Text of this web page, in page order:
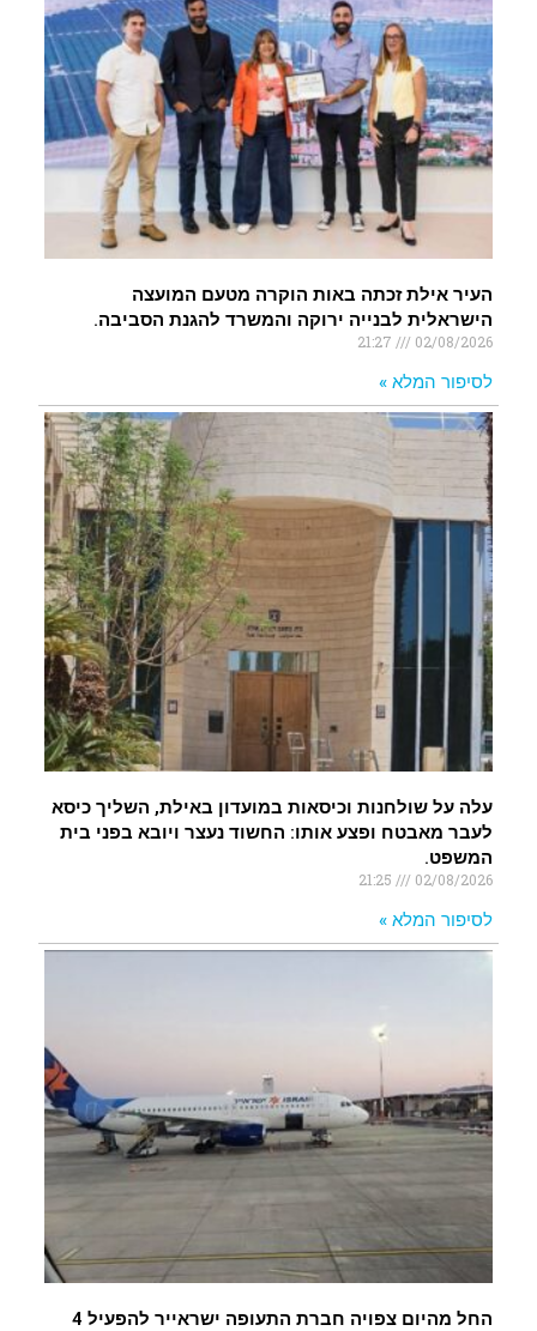
העיר אילת זכתה באות הוקרה מטעם המועצה
הישראלית לבנייה ירוקה והמשרד להגנת הסביבה.
02/08/2026
לסיפור המלא »
עלה על שולחנות וכיסאות במועדון באילת, השליך כיסא
לעבר מאבטח ופצע אותו: החשוד נעצר ויובא בפני בית
המשפט.
02/08/2026
לסיפור המלא »
החל מהיום צפויה חברת התעופה ישראייר להפעיל 4